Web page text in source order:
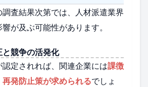
査結果次第では、人材派遣業界
が及ぶ可能性があります。
競争の活発化
認定されれば、関連企業には課徴
発防止策が求められるでしょ